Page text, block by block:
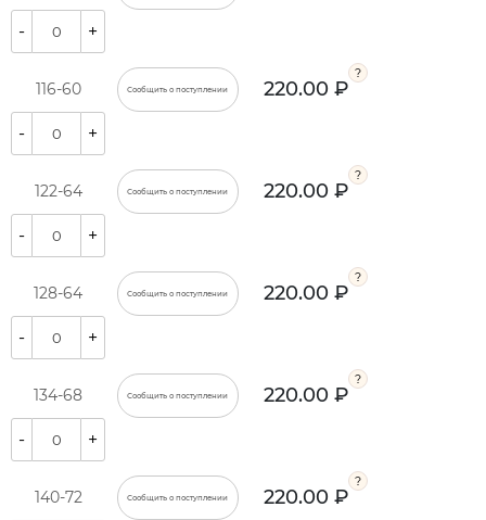
- +
116-60 Сообщить о поступлении 220.00 ₽
- +
122-64 Сообщить о поступлении 220.00 ₽
- +
128-64 Сообщить о поступлении 220.00 ₽
- +
134-68 Сообщить о поступлении 220.00 ₽
- +
140-72 Сообщить о поступлении 220.00 ₽